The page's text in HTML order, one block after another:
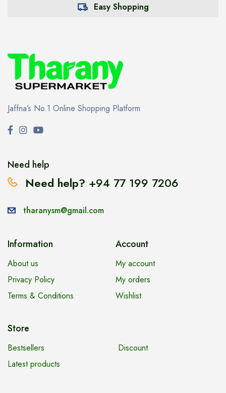
Easy Shopping
Jaffna’s No.1 Online Shopping Platform
Need help
Need help? +94 77 199 7206
tharanysm@gmail.com
Information
About us
Privacy Policy
Terms & Conditions
Account
My account
My orders
Wishlist
Store
Bestsellers
Discount
Latest products